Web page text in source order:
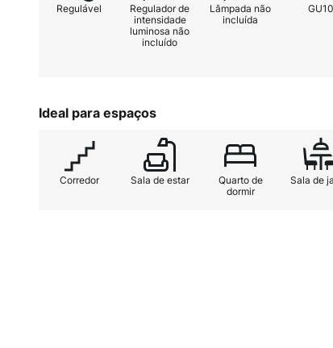
Regulável
Regulador de
intensidade
luminosa não
incluído
Lâmpada não
incluída
GU10
Ideal para espaços
Corredor Sala de estar
Quarto de
dormir
Sala de